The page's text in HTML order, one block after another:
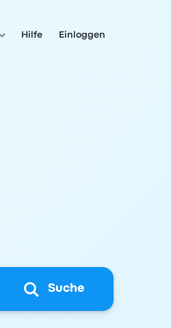
Hilfe Einloggen
Suche